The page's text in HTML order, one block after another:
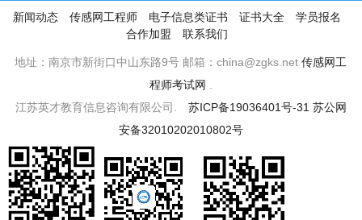
新闻动态 传感网工程师 电子信息类证书 证书大全
学员报名
合作加盟
联系我们
地址：南京市新街口中山东路9号 邮箱：china@zgks.net传感网工
程师考试网
江苏英才教育信息咨询有限公司. 苏ICP备19036401号-31 苏公网
安备32010202010802号